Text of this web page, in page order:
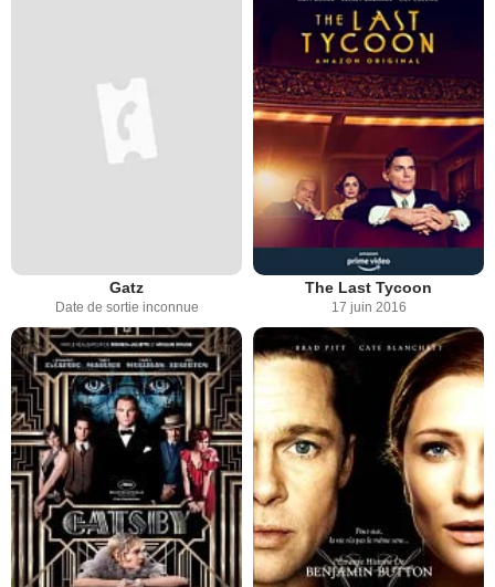
Gatz
Date de sortie inconnue
The Last Tycoon
17 juin 2016